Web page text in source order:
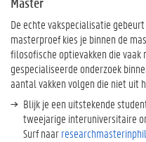
De echte vakspecialisatie
masterproef kies je binnen de
filosofische optievakken die
gespecialiseerde onderzoek
aantal vakken volgen die niet uit
Blijk je een uitstekende
tweejarige interuniversitaire
Surf naar